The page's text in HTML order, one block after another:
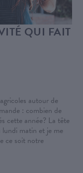
QUI FAIT
autour de
: combien de
cette année? La tête
lundi matin et je me
ce soit notre